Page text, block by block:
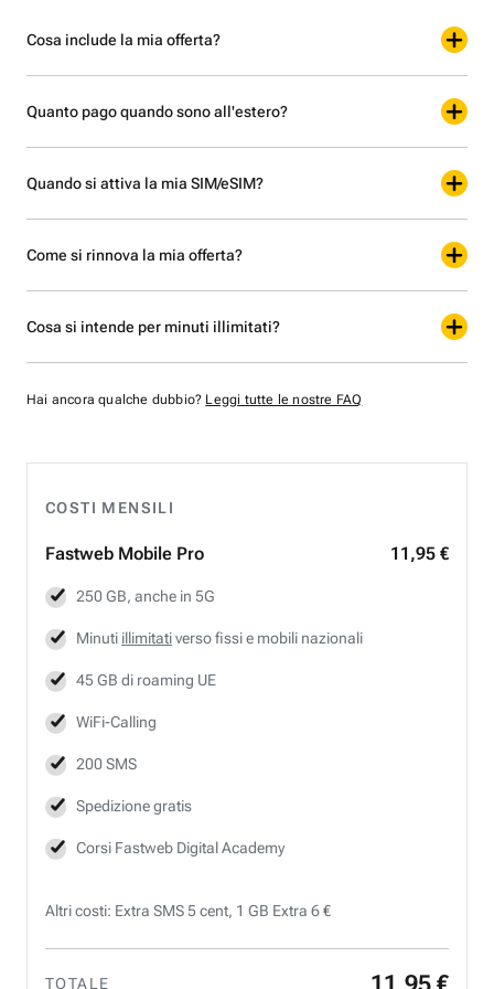
COSTI MENSILI
Fastweb Mobile Pro 11,95 €
250 GB, anche in 5G
Minuti illimitativerso fissi e mobili nazionali
45 GB di roaming UE
WiFi-Calling
200 SMS
Spedizione gratis
Corsi Fastweb Digital Academy
Altri costi: Extra SMS 5 cent, 1 GB Extra 6 €
TOTALE
Cosa include la mia offerta?
Quanto pago quando sono all'estero?
Quando si attiva la mia SIM/eSIM?
Come si rinnova la mia offerta?
Cosa si intende per minuti illimitati?
Hai ancora qualche dubbio? Leggi tutte le nostre FAQ